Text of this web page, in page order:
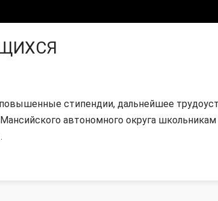
повышенные стипендии, дальнейшее
автономного округа